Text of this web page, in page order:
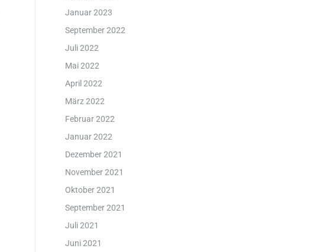
Januar 2023
September 2022
Juli 2022
Mai 2022
April 2022
März 2022
Februar 2022
Januar 2022
Dezember 2021
November 2021
Oktober 2021
September 2021
Juli 2021
Juni 2021